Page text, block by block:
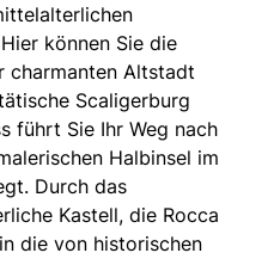
können Sie die
charmanten Altstadt
Scaligerburg
führt Sie Ihr Weg nach
Halbinsel im
Durch das
Kastell, die Rocca
die von historischen